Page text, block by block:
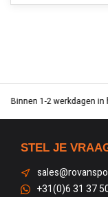
Binnen 1-2 werkdagen in
STEL JE
+31(0)6 31 37